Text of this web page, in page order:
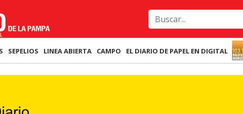
SEPELIOS LINEA ABIERTA CAMPO EL DIARIO DE PAPEL EN DIGITAL